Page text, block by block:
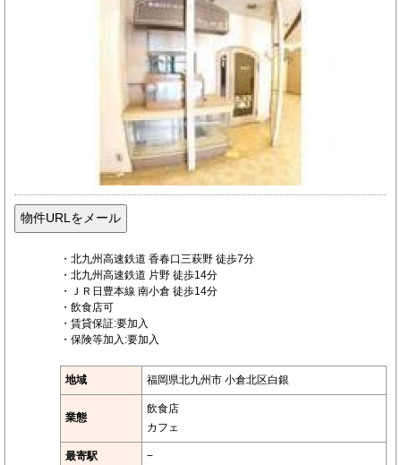
・北九州高速鉄道 香春口三萩野 徒歩7分
・北九州高速鉄道 片野 徒歩14分
・ＪＲ日豊本線 南小倉 徒歩14分
・飲食店可
・賃貸保証:要加入
・保険等加入:要加入
地域 福岡県北九州市 小倉北区白銀
業態
飲食店
カフェ
最寄駅 −